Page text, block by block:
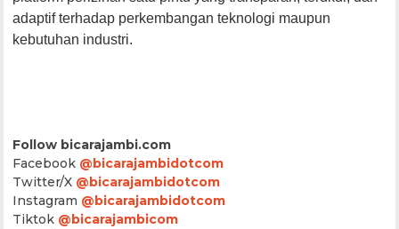
adaptif terhadap perkembangan teknologi maupun
kebutuhan industri.
Follow bicarajambi.com
Facebook @bicarajambidotcom
Twitter/X @bicarajambidotcom
Instagram @bicarajambidotcom
Tiktok @bicarajambicom